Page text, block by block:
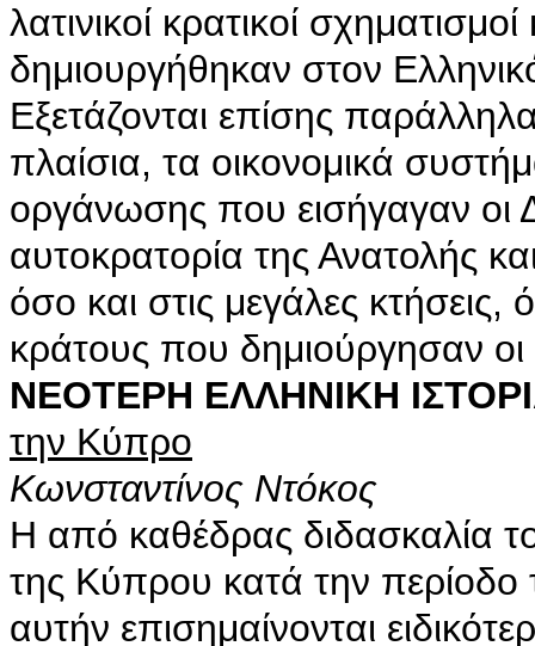
λατινικοί κρατικοί
δημιουργήθηκαν στον
Εξετάζονται επίσης
πλαίσια, τα οικονομικά
οργάνωσης που εισήγαγαν οι
αυτοκρατορία της Ανατολής
όσο και στις μεγάλες
κράτους που δημιούργησαν οι
ΝΕΟΤΕΡΗ ΕΛΛΗΝΙΚΗ
την Κύπρο
Κωνσταντίνος Ντόκος
Η από καθέδρας διδασκαλία
της Κύπρου κατά την περίοδο
αυτήν επισημαίνονται